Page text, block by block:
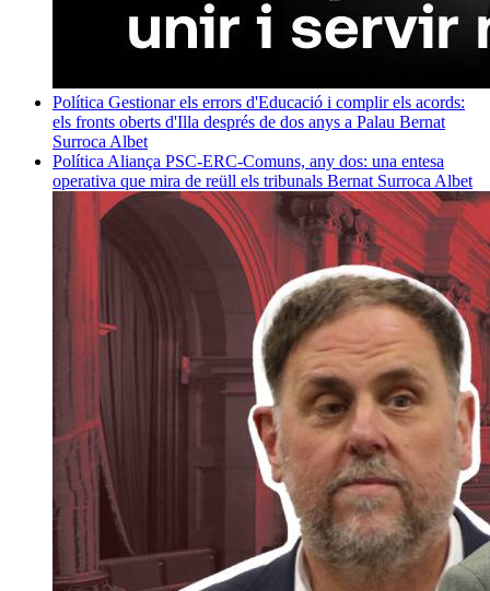
Política Gestionar els errors d'Educació i complir els acords:
els fronts oberts d'Illa després de dos anys a Palau Bernat
Surroca Albet
Política Aliança PSC-ERC-Comuns, any dos: una entesa
operativa que mira de reüll els tribunals Bernat Surroca Albet